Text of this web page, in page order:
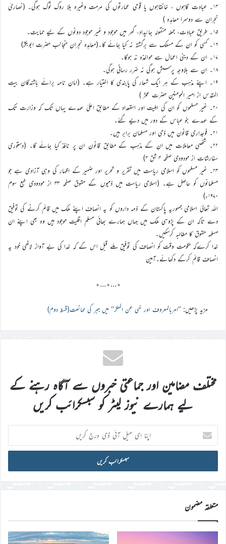
۱۴۔ عبادت گاہوں ، خانقاہوں یا قومی عمارتوں کی مرمت وغیرہ بلا روک ٹوک ہوگی۔ (نصاریٰ
نجران سے دوسرا معاہدہ )
۱۵۔ طریق عبادت، جملہ منقولہ جائیداد، گھر میں موجود و غیر موجود دونوں کے لیے حمایت۔
۱۶۔ کسی کو ان کے مسلک سے برگشتہ نہ کیا جائے گا۔(معاہدہ نجران منجانب حضرت ابوبکرؓ)
۱۷۔ ان کے دینی اعمال سے مواخذہ نہ ہوگا۔
۱۸۔ ان سے بلاوجہ پرسش ہوگی نہ ضرر رسانی ہوگی۔
۱۹۔ اپنے مذہب کے ہر ایک شعار کی پابندی کا اختیار ہے۔ (امان نامہ برائے باشندگان بیت
المقدس از امیر المومنین حضرت عمرؓ )
۲۰۔ غیر مسلموں کو ان کی اہلیت اور استعداد کے مطابق اعلیٰ عہدے یہاں تک کہ وزارت تک
کے عہدے بنو عباس کے دور میں دیے گئے۔
۲۱۔ فوجداری قانون میں ذمی اور مسلمان برابر ہیں۔
۲۲۔ شخصی معاملات میں ان کے مذہب کے مطابق قانون ان پر نافذ کیا جائے گا۔ (دستوری
سفارشات از مودودی صفحہ ۴ شق ۴)
۲۳۔ غیر مسلموں کو اسلامی ریاست میں تقریر و تحریر اور ضمیر کے اظہار کی وہی آزادی ہے جو
مسلمانوں کو حاصل ہے۔ (اسلامی ریاست میں ذمیوں کے حقوق صفحہ ۳۳ از مودودی طبع سوم
۱۹۷۰ء)
اللہ تعالیٰ اسلامی جمہوریہ پاکستان کے ذمہ داروں کو یہ انصاف اپنے ملک میں قائم کرنے کی توفیق
دے تاکہ ان کے پڑوسی ملک میں جہاں ہمارے بھائی مسلم اقلیت موجود ہیں وہ بھی اپنے ان
مسلمہ حقوق کا مطالبہ کرسکیں۔
خدا کرےکہ حکومت وقت کو انصاف کی توفیق ملے قبل اس کے کہ خدا کی بے آواز لاٹھی خود یہ
انصاف قائم کرکے دکھائے۔آمین
٭…٭…٭
مزید پڑھیں: ’’امربالمعروف اور نہی عن المنکر‘‘ میں جبر کی ممانعت(قسط دوم)
مختلف مضامین اور جماعتی خبروں سے آگاہ رہنے کے
لیے ہمارے نیوز لیٹر کو سبسکرائب کریں
اپنا
ای
میل
ڈی
درج
کریں
متعلقہ مضمون